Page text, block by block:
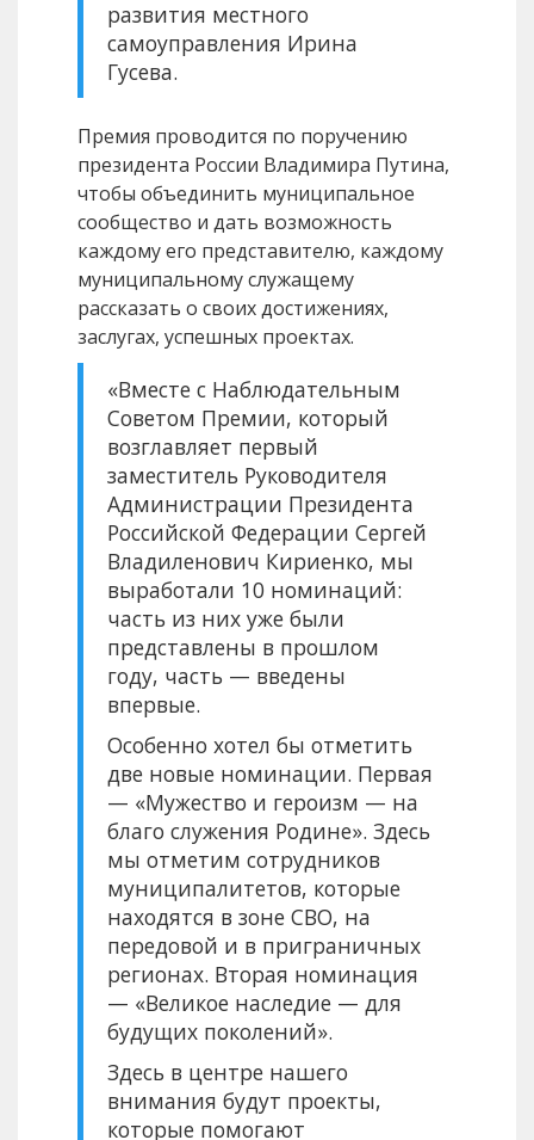
развития местного
самоуправления Ирина
Гусева.
Премия проводится по поручению
президента России Владимира Путина,
чтобы объединить муниципальное
сообщество и дать возможность
каждому его представителю, каждому
муниципальному служащему
рассказать о своих достижениях,
заслугах, успешных проектах.
«Вместе с Наблюдательным
Советом Премии, который
возглавляет первый
заместитель Руководителя
Администрации Президента
Российской Федерации Сергей
Владиленович Кириенко, мы
выработали 10 номинаций:
часть из них уже были
представлены в прошлом
году, часть — введены
впервые.
Особенно хотел бы отметить
две новые номинации. Первая
— «Мужество и героизм — на
благо служения Родине». Здесь
мы отметим сотрудников
муниципалитетов, которые
находятся в зоне СВО, на
передовой и в приграничных
регионах. Вторая номинация
— «Великое наследие — для
будущих поколений».
Здесь в центре нашего
внимания будут проекты,
которые помогают